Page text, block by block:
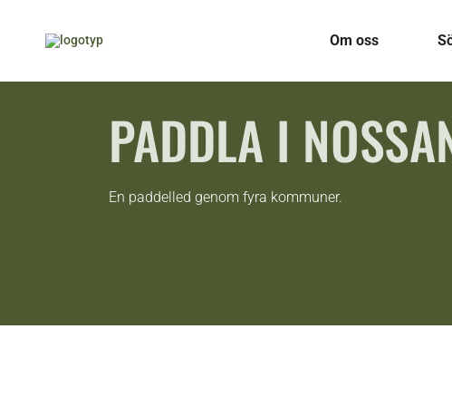
Om oss
PADDLA I
En paddelled genom fyra kommuner.